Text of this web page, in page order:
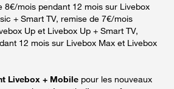
8€/mois pendant 12 mois sur Livebox
+ Smart TV, remise de 7€/mois
Up et Livebox Up + Smart TV,
12 mois sur Livebox Max et Livebox
Livebox + Mobile pour les nouveaux